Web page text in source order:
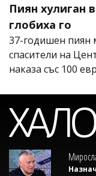
Пиян хулиган
глобиха го
37-годишен
спасители на
наказа със 100